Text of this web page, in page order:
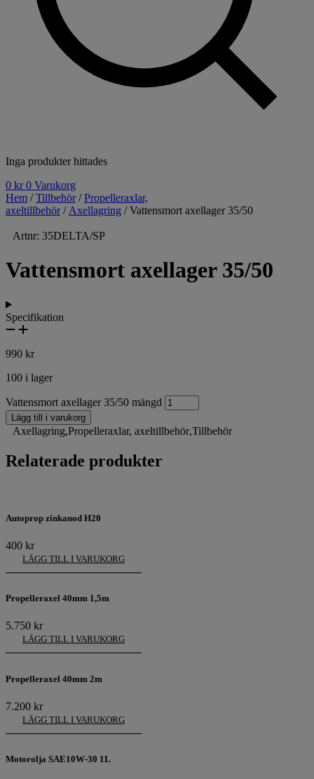
Inga produkter hittades
0 kr 0 Varukorg
Hem /Tillbehör /Propelleraxlar,
axeltillbehör / Axellagring / Vattensmort axellager 35/50
Artnr: 35DELTA/SP
Vattensmort axellager 35/50
Specifikation
990 kr
100 i lager
Vattensmort axellager 35/50 mängd
Lägg till i varukorg
Axellagring,Propelleraxlar, axeltillbehör,Tillbehör
Relaterade produkter
Autoprop zinkanod H20
400 kr
LÄGG TILL I VARUKORG
Propelleraxel 40mm 1,5m
5.750 kr
LÄGG TILL I VARUKORG
Propelleraxel 40mm 2m
7.200 kr
LÄGG TILL I VARUKORG
Motorolja SAE10W-30 1L